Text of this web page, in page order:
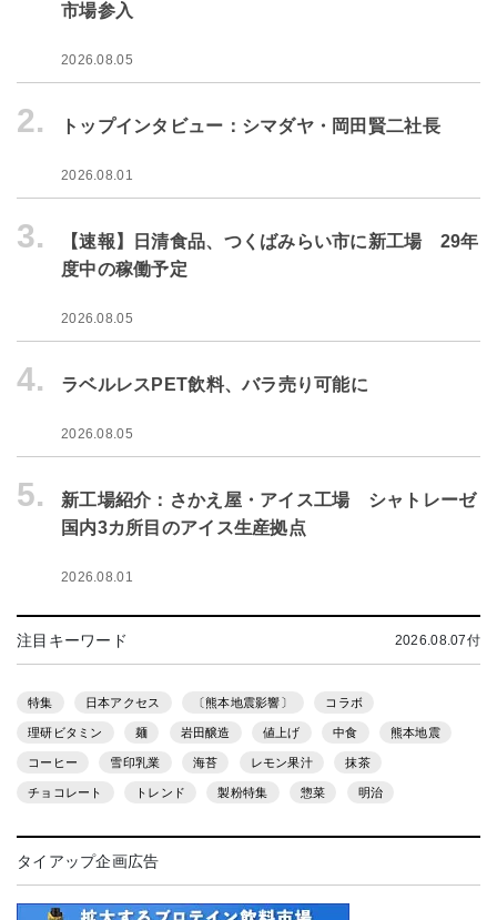
市場参入
2026.08.05
2. トップインタビュー：シマダヤ・岡田賢二社長
2026.08.01
3.
【速報】日清食品、つくばみらい市に新工場 29年
度中の稼働予定
2026.08.05
4. ラベルレスPET飲料、バラ売り可能に
2026.08.05
5.
新工場紹介：さかえ屋・アイス工場 シャトレーゼ
国内3カ所目のアイス生産拠点
2026.08.01
注目キーワード 2026.08.07付
特集 日本アクセス 〔熊本地震影響〕 コラボ
理研ビタミン 麺 岩田醸造 値上げ 中食 熊本地震
コーヒー 雪印乳業 海苔 レモン果汁 抹茶
チョコレート トレンド 製粉特集 惣菜 明治
タイアップ企画広告